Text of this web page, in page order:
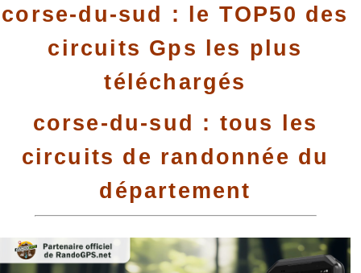
corse-du-sud : le TOP50 des
circuits Gps les plus
téléchargés
corse-du-sud : tous les
circuits de randonnée du
département